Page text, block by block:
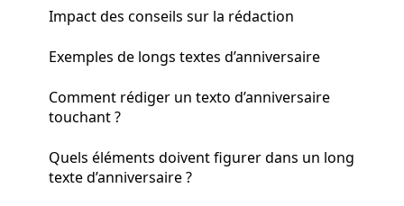
Impact des conseils sur la rédaction
Exemples de longs textes d’anniversaire
Comment rédiger un texto d’anniversaire
touchant ?
Quels éléments doivent figurer dans un long
texte d’anniversaire ?